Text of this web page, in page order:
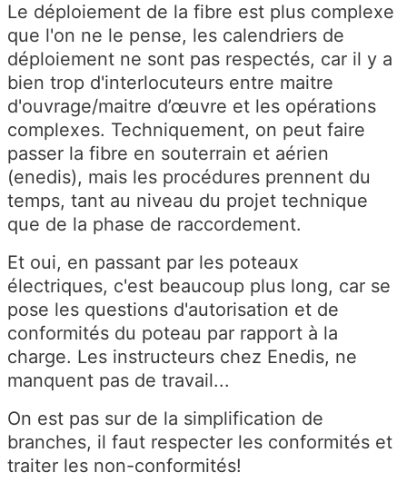
Le déploiement de la fibre est plus complexe
que l'on ne le pense, les calendriers de
déploiement ne sont pas respectés, car il y a
bien trop d'interlocuteurs entre maitre
d'ouvrage/maitre d’œuvre et les opérations
complexes. Techniquement, on peut faire
passer la fibre en souterrain et aérien
(enedis), mais les procédures prennent du
temps, tant au niveau du projet technique
que de la phase de raccordement.
Et oui, en passant par les poteaux
électriques, c'est beaucoup plus long, car se
pose les questions d'autorisation et de
conformités du poteau par rapport à la
charge. Les instructeurs chez Enedis, ne
manquent pas de travail...
On est pas sur de la simplification de
branches, il faut respecter les conformités et
traiter les non-conformités!